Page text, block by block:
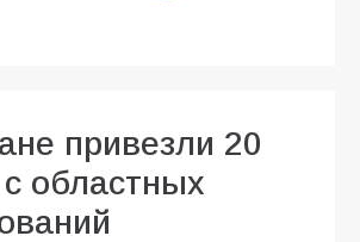
привезли 20
областных